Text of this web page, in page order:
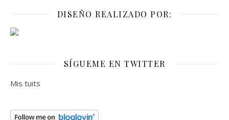
DISEÑO REALIZADO POR:
SÍGUEME EN TWITTER
Mis tuits